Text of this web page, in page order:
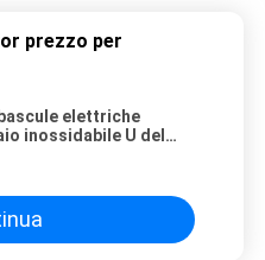
prezzo per
elettriche
inossidabile U del